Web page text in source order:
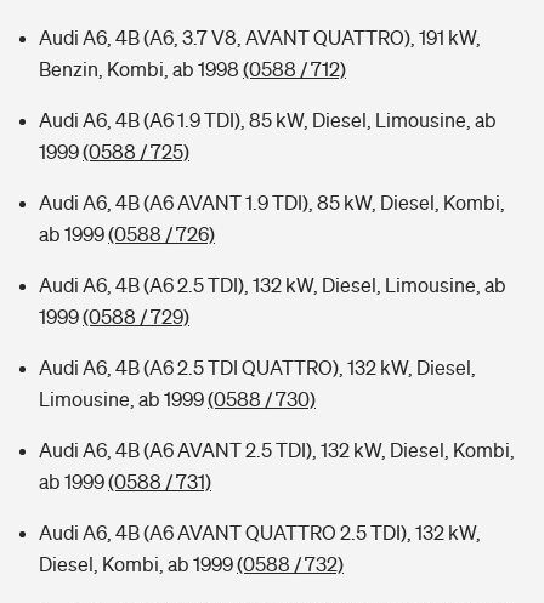
Audi A6, 4B (A6, 3.7 V8, AVANT QUATTRO), 191 kW,
Benzin, Kombi, ab 1998 (0588 / 712)
Audi A6, 4B (A6 1.9 TDI), 85 kW, Diesel, Limousine, ab
1999(0588 / 725)
Audi A6, 4B (A6 AVANT 1.9 TDI), 85 kW, Diesel, Kombi,
ab 1999(0588 / 726)
Audi A6, 4B (A6 2.5 TDI), 132 kW, Diesel, Limousine, ab
1999(0588 / 729)
Audi A6, 4B (A6 2.5 TDI QUATTRO), 132 kW, Diesel,
Limousine, ab 1999(0588 / 730)
Audi A6, 4B (A6 AVANT 2.5 TDI), 132 kW, Diesel, Kombi,
ab 1999(0588 / 731)
Audi A6, 4B (A6 AVANT QUATTRO 2.5 TDI), 132 kW,
Diesel, Kombi, ab 1999(0588 / 732)